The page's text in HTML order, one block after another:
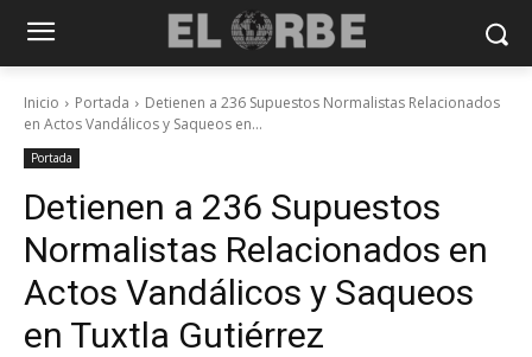
Inicio Portada
Detienen a 236 Supuestos Normalistas Relacionados
en Actos Vandálicos y Saqueos en...
Portada
Detienen a 236 Supuestos
Normalistas Relacionados en
Actos Vandálicos y Saqueos
en Tuxtla Gutiérrez